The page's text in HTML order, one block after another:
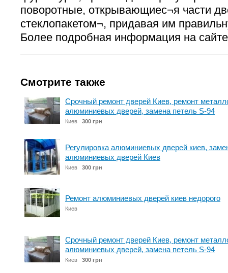
поворотные, открывающиес¬я части
стеклопакетом¬, придавая им
Более подробная информация на сайте
Смотрите также
Срочный ремонт дверей Киев, ремонт
алюминиевых дверей, замена петель S-94
Киев 300 грн
Регулировка алюминиевых дверей киев,
алюминиевых дверей Киев
Киев 300 грн
Ремонт алюминиевых дверей киев недорого
Киев
Срочный ремонт дверей Киев, ремонт
алюминиевых дверей, замена петель S-94
Киев 300 грн